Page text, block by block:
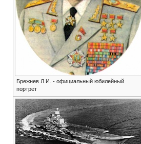
Брежнев Л.И. - официальный юбилейный
портрет